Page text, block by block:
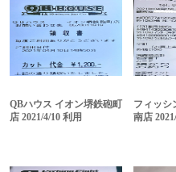
QBハウス イオン堺鉄砲町
店 2021/4/10 利用
フィッシ
南店